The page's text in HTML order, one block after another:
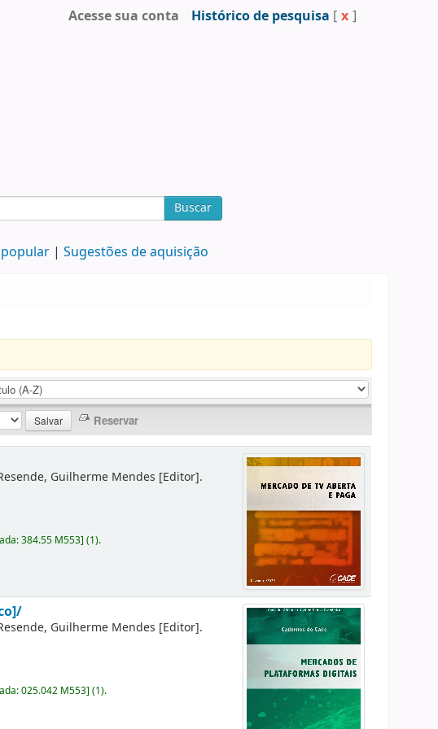
Acesse sua conta Histórico de pesquisa [ x ]
Buscar
Sugestões de aquisição
Guilherme Mendes [Editor].
384.55 M553](1).
Guilherme Mendes [Editor].
025.042 M553](1).